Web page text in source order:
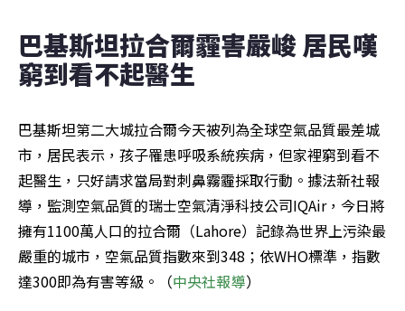
巴基斯坦拉合爾霾害嚴峻 居民嘆
窮到看不起醫生
巴基斯坦第二大城拉合爾今天被列為全球空氣品質最差城
市，居民表示，孩子罹患呼吸系統疾病，但家裡窮到看不
起醫生，只好請求當局對刺鼻霧霾採取行動。據法新社報
導，監測空氣品質的瑞士空氣清淨科技公司IQAir，今日將
擁有1100萬人口的拉合爾（Lahore）記錄為世界上污染最
嚴重的城市，空氣品質指數來到348；依WHO標準，指數
達300即為有害等級。（中央社報導）